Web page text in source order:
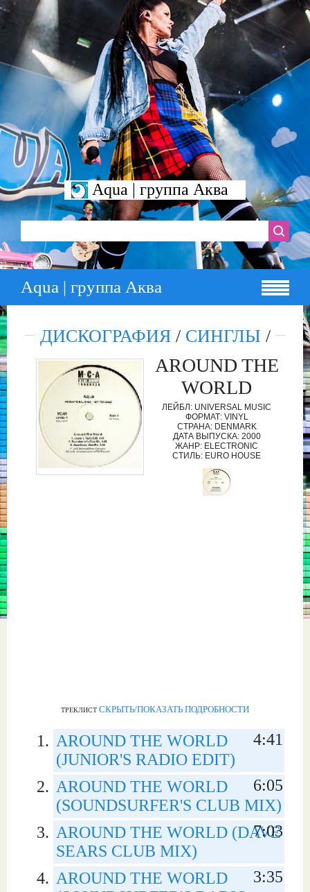
Aqua | группа Аква
Aqua | группа Аква
ДИСКОГРАФИЯ/ СИНГЛЫ /
AROUND THE
WORLD
ЛЕЙБЛ: UNIVERSAL MUSIC
ФОРМАТ: VINYL
СТРАНА: DENMARK
ДАТА ВЫПУСКА: 2000
ЖАНР: ELECTRONIC
СТИЛЬ: EURO HOUSE
ТРЕКЛИСТ СКРЫТЬ/ПОКАЗАТЬ ПОДРОБНОСТИ
AROUND THE WORLD
(JUNIOR'S RADIO EDIT)
4:41
AROUND THE WORLD
(SOUNDSURFER'S CLUB MIX)
6:05
AROUND THE WORLD (DAVE
SEARS CLUB MIX)
7:03
AROUND THE WORLD
3:35